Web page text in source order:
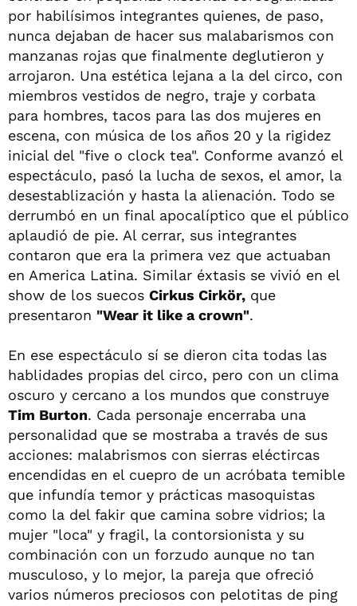
por habilísimos integrantes quienes, de paso,
nunca dejaban de hacer sus malabarismos con
manzanas rojas que finalmente deglutieron y
arrojaron. Una estética lejana a la del circo, con
miembros vestidos de negro, traje y corbata
para hombres, tacos para las dos mujeres en
escena, con música de los años 20 y la rigidez
inicial del "five o clock tea". Conforme avanzó el
espectáculo, pasó la lucha de sexos, el amor, la
desestablización y hasta la alienación. Todo se
derrumbó en un final apocalíptico que el público
aplaudió de pie. Al cerrar, sus integrantes
contaron que era la primera vez que actuaban
en America Latina. Similar éxtasis se vivió en el
show de los suecos Cirkus Cirkör, que
presentaron "Wear it like a crown".
En ese espectáculo sí se dieron cita todas las
hablidades propias del circo, pero con un clima
oscuro y cercano a los mundos que construye
Tim Burton. Cada personaje encerraba una
personalidad que se mostraba a través de sus
acciones: malabrismos con sierras eléctircas
encendidas en el cuepro de un acróbata temible
que infundía temor y prácticas masoquistas
como la del fakir que camina sobre vidrios; la
mujer "loca" y fragil, la contorsionista y su
combinación con un forzudo aunque no tan
musculoso, y lo mejor, la pareja que ofreció
varios números preciosos con pelotitas de ping